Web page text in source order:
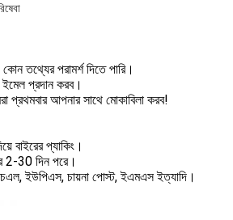
তথ্যের পরামর্শ দিতে পারি।
ইমেল প্রদান করব।
প্রথমবার আপনার সাথে মোকাবিলা করব!
বাইরের প্যাকিং।
2-30 দিন পরে।
ইউপিএস, চায়না পোস্ট, ইএমএস ইত্যাদি।